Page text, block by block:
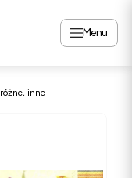
Menu
różne, inne